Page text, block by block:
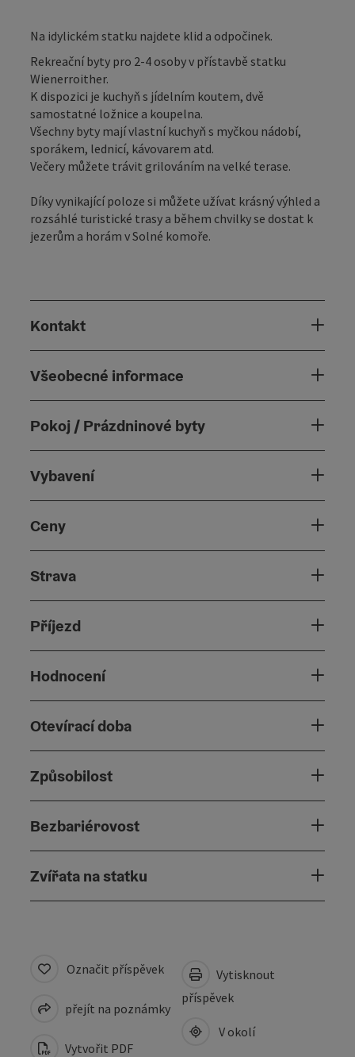
Na idylickém statku najdete klid a odpočinek.
Rekreační byty pro 2-4 osoby v přístavbě statku
Wienerroither.
K dispozici je kuchyň s jídelním koutem, dvě
samostatné ložnice a koupelna.
Všechny byty mají vlastní kuchyň s myčkou nádobí,
sporákem, lednicí, kávovarem atd.
Večery můžete trávit grilováním na velké terase.
Díky vynikající poloze si můžete užívat krásný výhled a
rozsáhlé turistické trasy a během chvilky se dostat k
jezerům a horám v Solné komoře.
Kontakt
Všeobecné informace
Pokoj / Prázdninové byty
Vybavení
Ceny
Strava
Příjezd
Hodnocení
Otevírací doba
Způsobilost
Bezbariérovost
Zvířata na statku
Označit příspěvek
přejít na poznámky
Vytvořit PDF
Vytisknout
příspěvek
V okolí